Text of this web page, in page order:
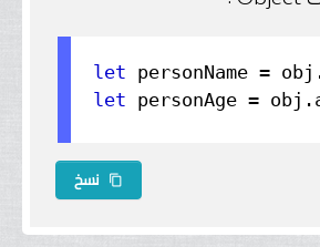
let personName =
let personAge = obj.
نسخ content_copy